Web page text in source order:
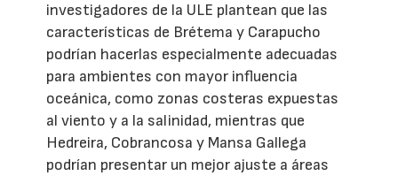
investigadores de la ULE plantean que las
características de Brétema y Carapucho
podrían hacerlas especialmente adecuadas
para ambientes con mayor influencia
oceánica, como zonas costeras expuestas
al viento y a la salinidad, mientras que
Hedreira, Cobrancosa y Mansa Gallega
podrían presentar un mejor ajuste a áreas